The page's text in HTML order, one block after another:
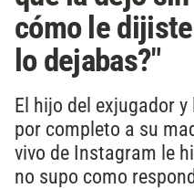
cómo le
lo dejabas?"
El hijo del exjugador
por completo a su
vivo de Instagram le
no supo como